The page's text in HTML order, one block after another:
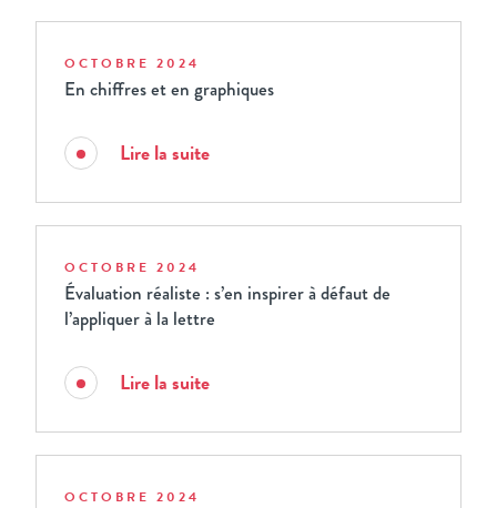
OCTOBRE 2024
En chiffres et en graphiques
Lire la suite
OCTOBRE 2024
Évaluation réaliste : s’en inspirer à défaut de
l’appliquer à la lettre
Lire la suite
OCTOBRE 2024